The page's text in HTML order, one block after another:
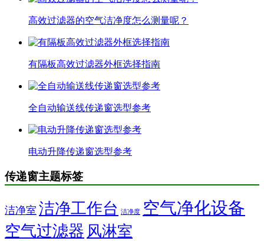
高效过滤器的空气洁净度怎么测量呢？
有隔板高效过滤器外框选择指南
全自动输送线传递窗选型参考
电动升降传递窗选型参考
传递窗主题标签
洁净室 洁净工作台 洁净度 空气净化设备
空气过滤器 风淋室